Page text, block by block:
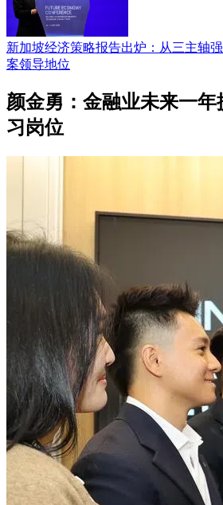
新加坡经济策略报告出炉：从三主轴
案领导地位
颜金勇：金融业未来一年
习岗位